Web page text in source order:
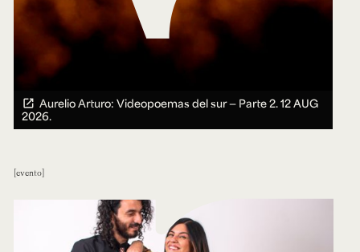
Aurelio Arturo: Videopoemas del sur — Parte 2.12 AUG
2026.
evento